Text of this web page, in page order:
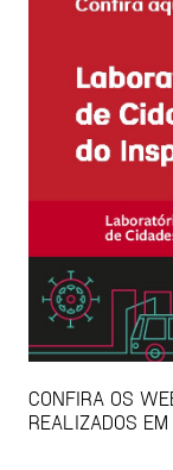
CONFIRA OS
REALIZADOS EM